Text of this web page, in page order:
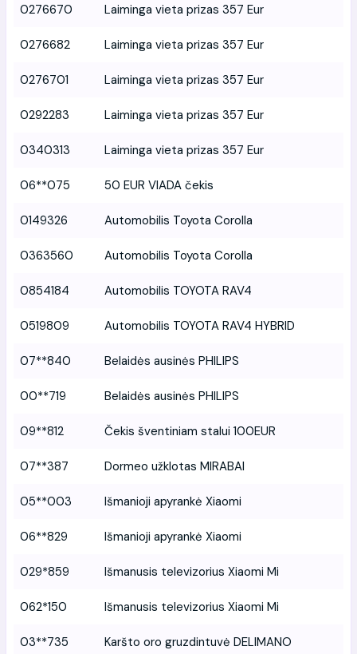
0276670 Laiminga vieta prizas 357 Eur
0276682 Laiminga vieta prizas 357 Eur
0276701 Laiminga vieta prizas 357 Eur
0292283 Laiminga vieta prizas 357 Eur
0340313 Laiminga vieta prizas 357 Eur
06**075 50 EUR VIADA čekis
0149326 Automobilis Toyota Corolla
0363560 Automobilis Toyota Corolla
0854184 Automobilis TOYOTA RAV4
0519809 Automobilis TOYOTA RAV4 HYBRID
07**840 Belaidės ausinės PHILIPS
00**719 Belaidės ausinės PHILIPS
09**812 Čekis šventiniam stalui 100EUR
07**387 Dormeo užklotas MIRABAI
05**003 Išmanioji apyrankė Xiaomi
06**829 Išmanioji apyrankė Xiaomi
029*859 Išmanusis televizorius Xiaomi Mi
062*150 Išmanusis televizorius Xiaomi Mi
03**735 Karšto oro gruzdintuvė DELIMANO